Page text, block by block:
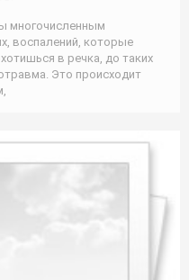
многочисленным
воспалений, которые
в речка, до таких
Это происходит